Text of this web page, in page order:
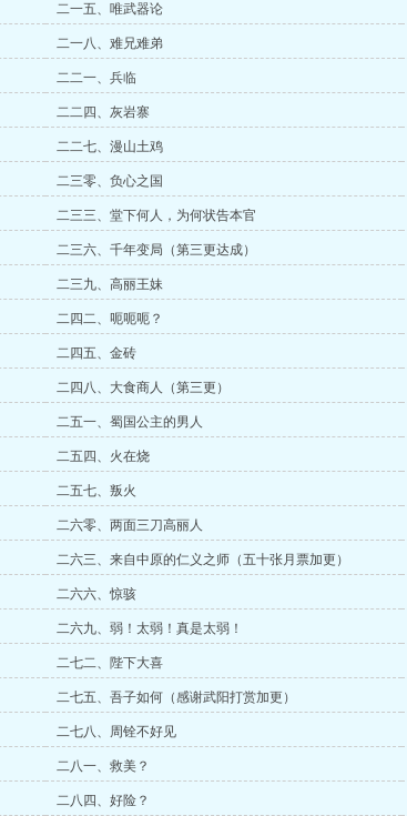
二一五、唯武器论
二一八、难兄难弟
二二一、兵临
二二四、灰岩寨
二二七、漫山土鸡
二三零、负心之国
二三三、堂下何人，为何状告本官
二三六、千年变局（第三更达成）
二三九、高丽王妹
二四二、呃呃呃？
二四五、金砖
二四八、大食商人（第三更）
二五一、蜀国公主的男人
二五四、火在烧
二五七、叛火
二六零、两面三刀高丽人
二六三、来自中原的仁义之师（五十张月票加更）
二六六、惊骇
二六九、弱！太弱！真是太弱！
二七二、陛下大喜
二七五、吾子如何（感谢武阳打赏加更）
二七八、周铨不好见
二八一、救美？
二八四、好险？